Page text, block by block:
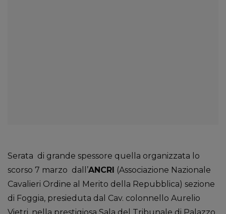
Serata di grande spessore quella organizzata lo
scorso 7 marzo dall’ANCRI (Associazione Nazionale
Cavalieri Ordine al Merito della Repubblica) sezione
di Foggia, presieduta dal Cav. colonnello Aurelio